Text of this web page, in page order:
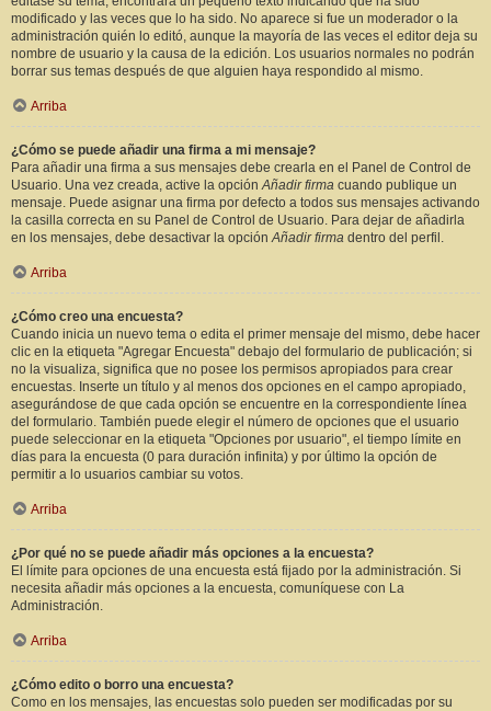
modificado y las veces que lo ha sido. No aparece si fue un moderador o la
administración quién lo editó, aunque la mayoría de las veces el editor deja su
nombre de usuario y la causa de la edición. Los usuarios normales no podrán
borrar sus temas después de que alguien haya respondido al mismo.
Arriba
¿Cómo se puede añadir una firma a mi mensaje?
Para añadir una firma a sus mensajes debe crearla en el Panel de Control de
Usuario. Una vez creada, active la opciónAñadir firma cuando publique un
mensaje. Puede asignar una firma por defecto a todos sus mensajes activando
la casilla correcta en su Panel de Control de Usuario. Para dejar de añadirla
en los mensajes, debe desactivar la opciónAñadir firma dentro del perfil.
Arriba
¿Cómo creo una encuesta?
Cuando inicia un nuevo tema o edita el primer mensaje del mismo, debe hacer
clic en la etiqueta "Agregar Encuesta" debajo del formulario de publicación; si
no la visualiza, significa que no posee los permisos apropiados para crear
encuestas. Inserte un título y al menos dos opciones en el campo apropiado,
asegurándose de que cada opción se encuentre en la correspondiente línea
del formulario. También puede elegir el número de opciones que el usuario
puede seleccionar en la etiqueta "Opciones por usuario", el tiempo límite en
días para la encuesta (0 para duración infinita) y por último la opción de
permitir a lo usuarios cambiar su votos.
Arriba
¿Por qué no se puede añadir más opciones a la encuesta?
El límite para opciones de una encuesta está fijado por la administración. Si
necesita añadir más opciones a la encuesta, comuníquese con La
Administración.
Arriba
¿Cómo edito o borro una encuesta?
Como en los mensajes, las encuestas solo pueden ser modificadas por su